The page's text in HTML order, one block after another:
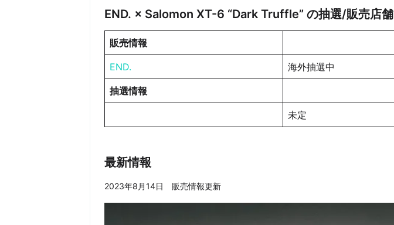
END. × Salomon XT-6 “Dark Truffle” の抽選/販売店舗
販売情報
END. 海外抽選中
抽選情報
未定
最新情報
2023年8月14日 販売情報更新